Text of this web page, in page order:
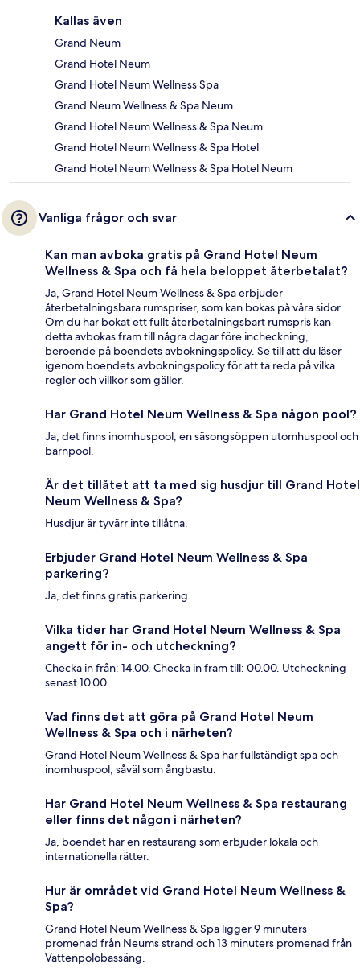
Kallas även
Grand Neum
Grand Hotel Neum
Grand Hotel Neum Wellness Spa
Grand Neum Wellness & Spa Neum
Grand Hotel Neum Wellness & Spa Neum
Grand Hotel Neum Wellness & Spa Hotel
Grand Hotel Neum Wellness & Spa Hotel Neum
Vanliga frågor och svar
Kan man avboka gratis på Grand Hotel Neum
Wellness & Spa och få hela beloppet återbetalat?
Ja, Grand Hotel Neum Wellness & Spa erbjuder
återbetalningsbara rumspriser, som kan bokas på våra sidor.
Om du har bokat ett fullt återbetalningsbart rumspris kan
detta avbokas fram till några dagar före incheckning,
beroende på boendets avbokningspolicy. Se till att du läser
igenom boendets avbokningspolicy för att ta reda på vilka
regler och villkor som gäller.
Har Grand Hotel Neum Wellness & Spa någon pool?
Ja, det finns inomhuspool, en säsongsöppen utomhuspool och
barnpool.
Är det tillåtet att ta med sig husdjur till Grand Hotel
Neum Wellness & Spa?
Husdjur är tyvärr inte tillåtna.
Erbjuder Grand Hotel Neum Wellness & Spa
parkering?
Ja, det finns gratis parkering.
Vilka tider har Grand Hotel Neum Wellness & Spa
angett för in- och utcheckning?
Checka in från: 14.00. Checka in fram till: 00.00. Utcheckning
senast 10.00.
Vad finns det att göra på Grand Hotel Neum
Wellness & Spa och i närheten?
Grand Hotel Neum Wellness & Spa har fullständigt spa och
inomhuspool, såväl som ångbastu.
Har Grand Hotel Neum Wellness & Spa restaurang
eller finns det någon i närheten?
Ja, boendet har en restaurang som erbjuder lokala och
internationella rätter.
Hur är området vid Grand Hotel Neum Wellness &
Spa?
Grand Hotel Neum Wellness & Spa ligger 9 minuters
promenad från Neums strand och 13 minuters promenad från
Vattenpolobassäng.